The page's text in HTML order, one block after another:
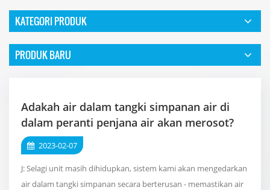
KATEGORI PRODUK
PRODUK BARU
Adakah air dalam tangki simpanan air di
dalam peranti penjana air akan merosot?
2023-02-07
J: Selagi unit masih dihidupkan, sistem kami akan mengedarkan
air dalam tangki simpanan secara berterusan - memastikan air